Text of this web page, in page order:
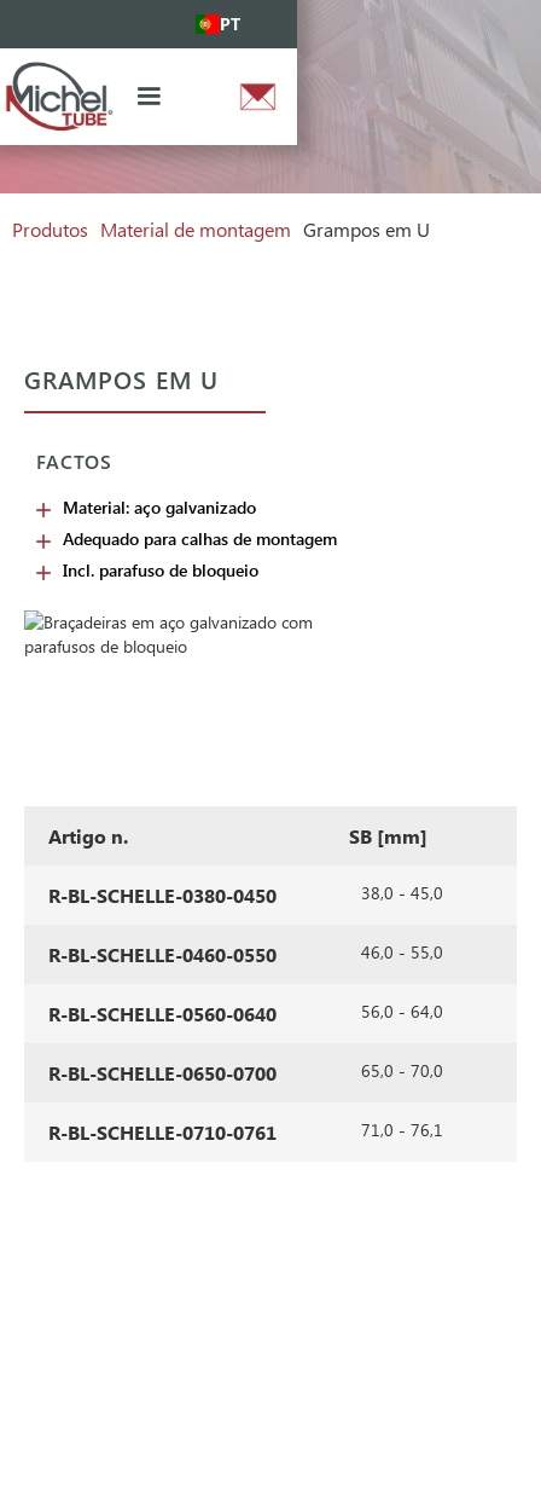
PT
Produtos Material de montagem Grampos em U
GRAMPOS EM U
FACTOS
Material: aço galvanizado
Adequado para calhas de montagem
Incl. parafuso de bloqueio
Artigo n. SB [mm]
R-BL-SCHELLE-0380-0450 38,0 - 45,0
R-BL-SCHELLE-0460-0550 46,0 - 55,0
R-BL-SCHELLE-0560-0640 56,0 - 64,0
R-BL-SCHELLE-0650-0700 65,0 - 70,0
R-BL-SCHELLE-0710-0761 71,0 - 76,1